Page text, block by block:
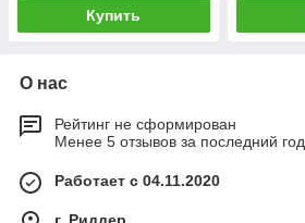
Купить
О нас
Рейтинг не сформирован
Менее 5 отзывов за последний год
Работает с 04.11.2020